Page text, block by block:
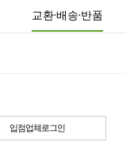
교환·배송·반품
입점업체로그인